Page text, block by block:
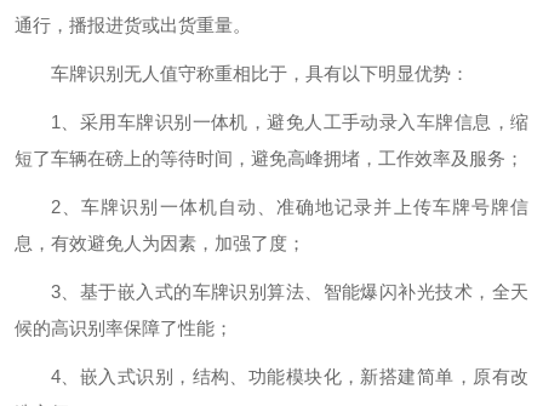
通行，播报进货或出货重量。
车牌识别无人值守称重相比于，具有以下明显优势：
1、采用车牌识别一体机，避免人工手动录入车牌信息，缩
短了车辆在磅上的等待时间，避免高峰拥堵，工作效率及服务；
2、车牌识别一体机自动、准确地记录并上传车牌号牌信
息，有效避免人为因素，加强了度；
3、基于嵌入式的车牌识别算法、智能爆闪补光技术，全天
候的高识别率保障了性能；
4、嵌入式识别，结构、功能模块化，新搭建简单，原有改